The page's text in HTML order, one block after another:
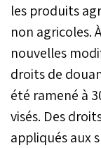
les produits
non agricoles.
nouvelles
droits de
été ramené à
visés. Des
appliqués aux